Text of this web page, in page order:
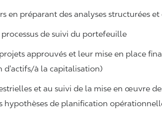
en préparant des analyses structurées et
de suivi du portefeuille
approuvés et leur mise en place
à la capitalisation)
et au suivi de la mise en œuvre
hypothèses de planification